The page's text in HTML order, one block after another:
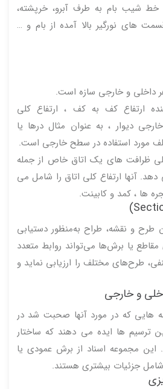
شیب بام به طرف آبرو، خرپشته،
های نورگیر بالا آمده از بام و …
ارتفاع کف به کف ، ارتفاع کلی
دیوار ، به عنوان مثال درها یا
مورد استفاده در سطح خارجی است.
ظرافت های یک اتاق خاص از جمله
آنها ارتفاع کلی اتاق را شامل می
ها ، کمد و کابینت.
و نقشه، طراح به‌منظور دستیابی
یا برش‌ها می‌تواند روابط متعدد
طرح‌های مختلف را ارزیابی نماید و
و خارجی
هایی که در مورد آنها صحبت شد در
ترسیم ها ایده می دهند که ساختار
این مجموعه اسناد از برش عمودی یا
جزئیات بیشتری هستند.